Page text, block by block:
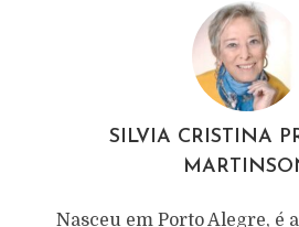
SILVIA CRISTINA
Nasceu em Porto Alegre, é